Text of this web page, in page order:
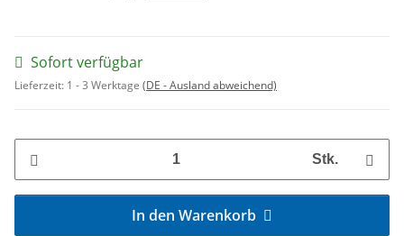
Sofort verfügbar
Lieferzeit: 1 - 3 Werktage (DE - Ausland abweichend)
Stk.
In den Warenkorb